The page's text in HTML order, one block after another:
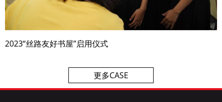
2023“丝路友好书屋”启用仪式
更多CASE